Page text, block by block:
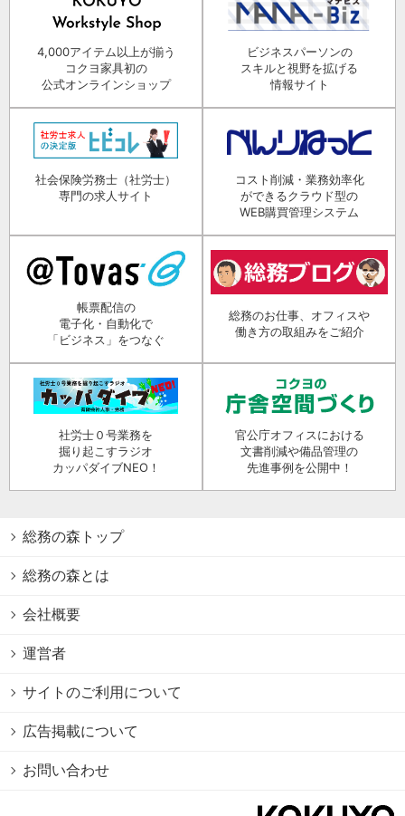
4,000アイテム以上が揃う
コクヨ家具初の
公式オンラインショップ
ビジネスパーソンの
スキルと視野を拡げる
情報サイト
社会保険労務士（社労士）
専門の求人サイト
コスト削減・業務効率化
ができるクラウド型の
WEB購買管理システム
帳票配信の
電子化・自動化で
「ビジネス」をつなぐ
総務のお仕事、オフィスや
働き方の取組みをご紹介
社労士０号業務を
掘り起こすラジオ
カッパダイブNEO！
官公庁オフィスにおける
文書削減や備品管理の
先進事例を公開中！
総務の森トップ
総務の森とは
会社概要
運営者
サイトのご利用について
広告掲載について
お問い合わせ